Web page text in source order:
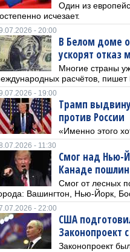
Один из
исчезает.
- 20:00
В Белом доме
ускорят отказ
Многие страны
расчётов, пишет
- 19:00
Трамп
против России
«Именно этого
- 11:30
Смог над Нью-
Канаде
Смог от лесных
Вашингтон, Нью-Йорк,
- 22:00
США
Законопроект
Законопроект